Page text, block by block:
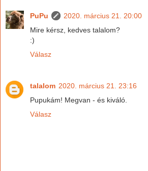
PuPu
2020. március 21. 20:00
Mire kérsz, kedves talalom?
:)
Válasz
talalom 2020. március 21. 23:16
Pupukám! Megvan - és kiváló.
Válasz